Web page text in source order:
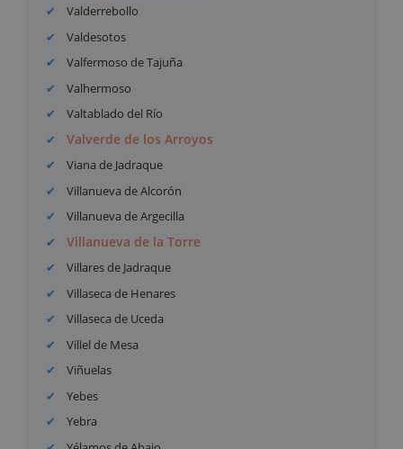
Valderrebollo
Valdesotos
Valfermoso de Tajuña
Valhermoso
Valtablado del Río
Valverde de los Arroyos
Viana de Jadraque
Villanueva de Alcorón
Villanueva de Argecilla
Villanueva de la Torre
Villares de Jadraque
Villaseca de Henares
Villaseca de Uceda
Villel de Mesa
Viñuelas
Yebes
Yebra